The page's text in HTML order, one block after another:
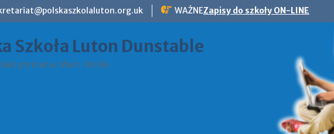
WAŻNEZapisy do szkoły ON-LINE
Szkoła Luton Dunstable
Marii Kolbe